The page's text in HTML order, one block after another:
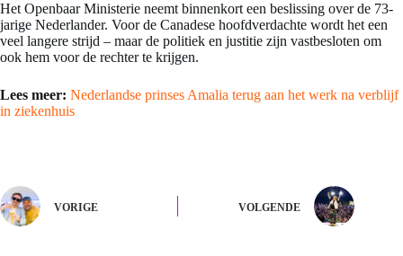
Het Openbaar Ministerie neemt binnenkort een beslissing over de 73-
jarige Nederlander. Voor de Canadese hoofdverdachte wordt het een
veel langere strijd – maar de politiek en justitie zijn vastbesloten om
ook hem voor de rechter te krijgen.
Lees meer: Nederlandse prinses Amalia terug aan het werk na verblijf
in ziekenhuis
VORIGE VOLGENDE